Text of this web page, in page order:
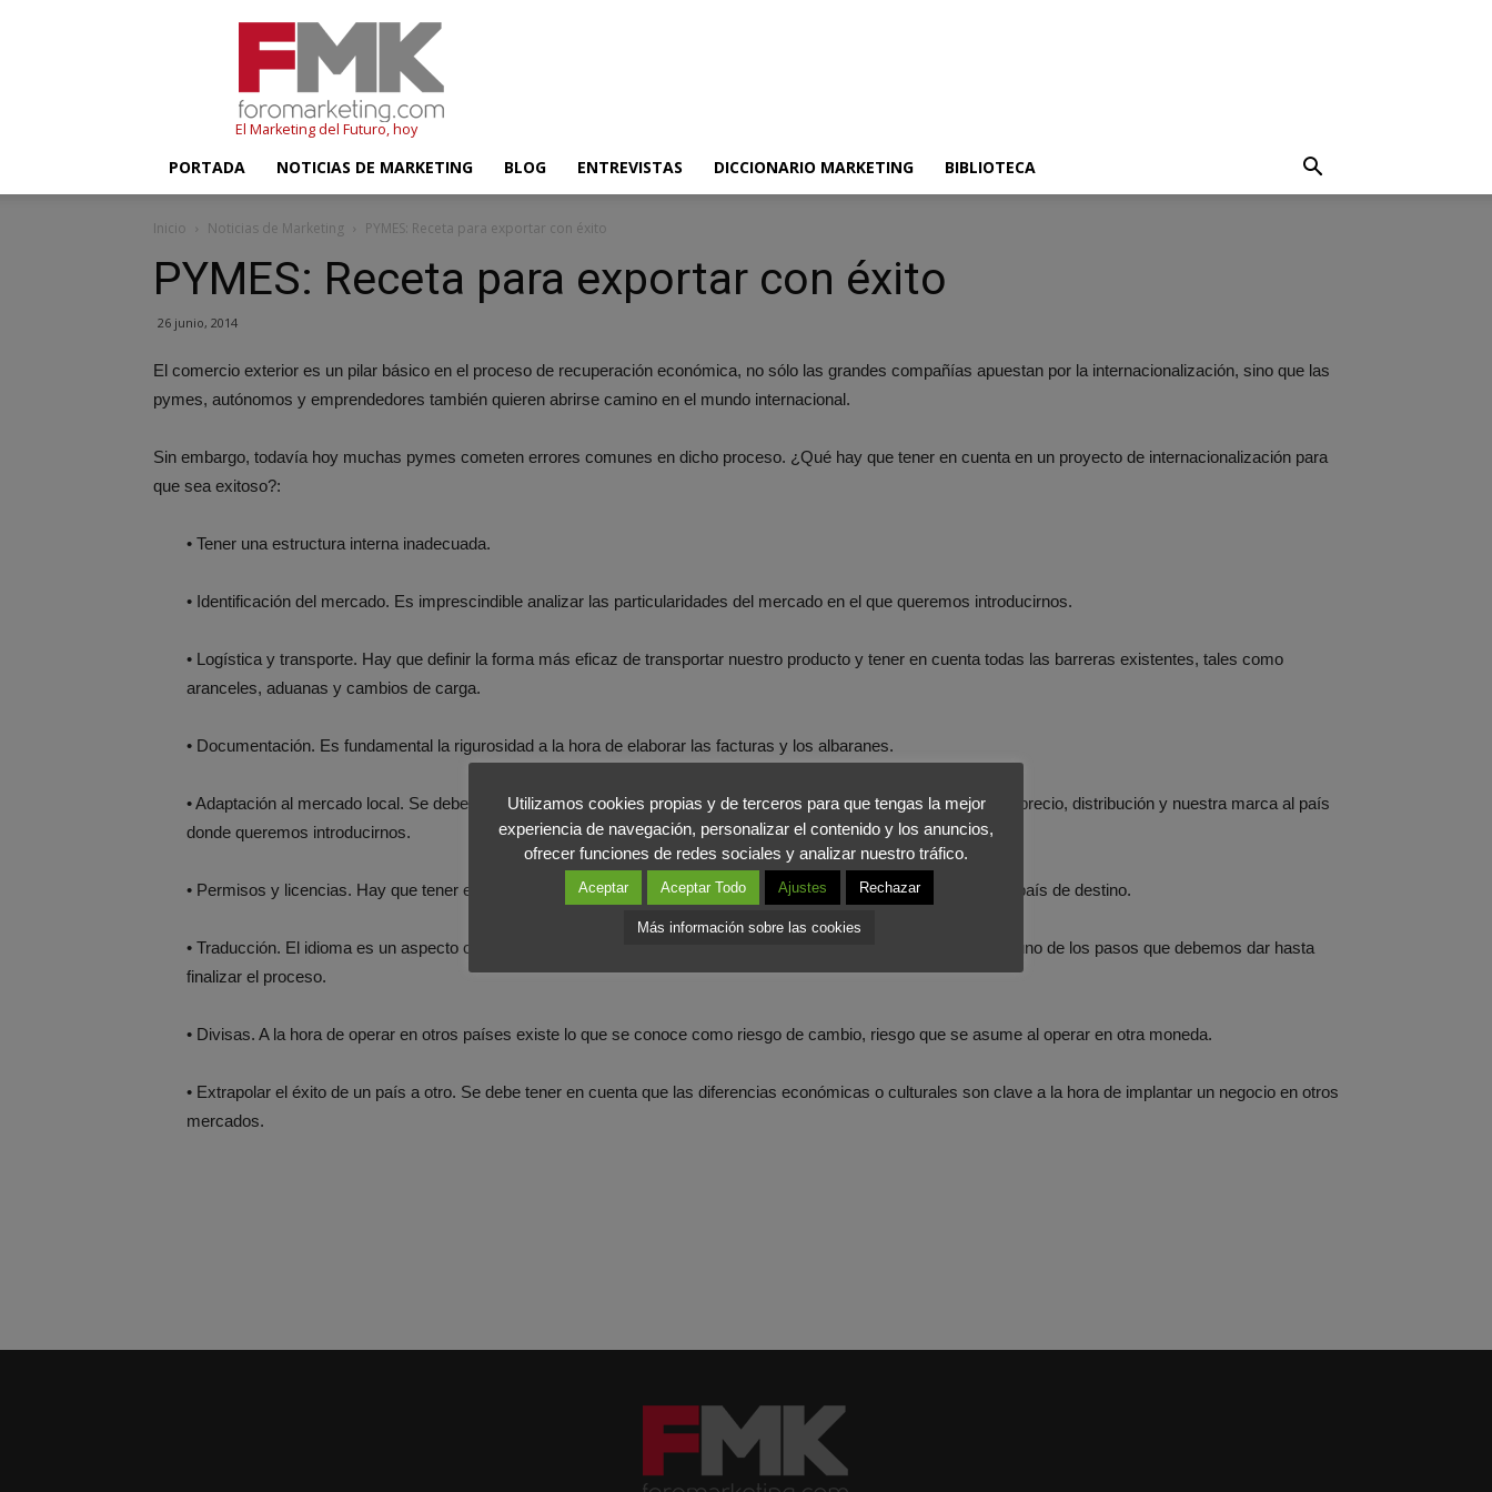
El Marketing del Futuro, hoy
PORTADA NOTICIAS DE MARKETING BLOG ENTREVISTAS DICCIONARIO MARKETING BIBLIOTECA
Inicio Noticias de Marketing PYMES: Receta para exportar con éxito
PYMES: Receta para exportar con éxito
26 junio, 2014
El comercio exterior es un pilar básico en el proceso de recuperación económica, no sólo las grandes compañías apuestan por la internacionalización, sino que las
pymes, autónomos y emprendedores también quieren abrirse camino en el mundo internacional.
Sin embargo, todavía hoy muchas pymes cometen errores comunes en dicho proceso. ¿Qué hay que tener en cuenta en un proyecto de internacionalización para
que sea exitoso?:
• Tener una estructura interna inadecuada.
• Identificación del mercado. Es imprescindible analizar las particularidades del mercado en el que queremos introducirnos.
• Logística y transporte. Hay que definir la forma más eficaz de transportar nuestro producto y tener en cuenta todas las barreras existentes, tales como
aranceles, aduanas y cambios de carga.
• Documentación. Es fundamental la rigurosidad a la hora de elaborar las facturas y los albaranes.
• Adaptación al mercado local. Se deben realizar estudios de mercado que nos ayuden a adaptar nuestro producto, precio, distribución y nuestra marca al país
donde queremos introducirnos.
• Permisos y licencias. Hay que tener en cuenta todos los permisos y licencias de exportación que se exigen en el país de destino.
• Traducción. El idioma es un aspecto clave, tenemos que contar con intérpretes y traductores expertos para cada uno de los pasos que debemos dar hasta
finalizar el proceso.
• Divisas. A la hora de operar en otros países existe lo que se conoce como riesgo de cambio, riesgo que se asume al operar en otra moneda.
• Extrapolar el éxito de un país a otro. Se debe tener en cuenta que las diferencias económicas o culturales son clave a la hora de implantar un negocio en otros
mercados.
Utilizamos cookies propias y de terceros para que tengas la mejor
experiencia de navegación, personalizar el contenido y los anuncios,
ofrecer funciones de redes sociales y analizar nuestro tráfico.
Aceptar Aceptar Todo Ajustes Rechazar
Más información sobre las cookies